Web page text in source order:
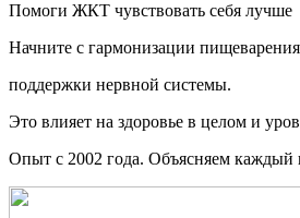
Помоги ЖКТ чувствовать себя лучше
Начните c гармонизации
поддержки нервной системы.
Это влияет на здоровье в целом и
Опыт с 2002 года. Объясняем каждый